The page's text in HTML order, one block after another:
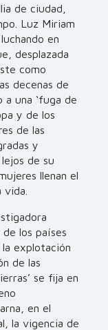
de ciudad,
Luz Miriam
en
desplazada
como
decenas de
a una ‘fuga de
y de los
de las
y
de su
llenan el
los países
explotación
de las
se fija en
en el
la vigencia de